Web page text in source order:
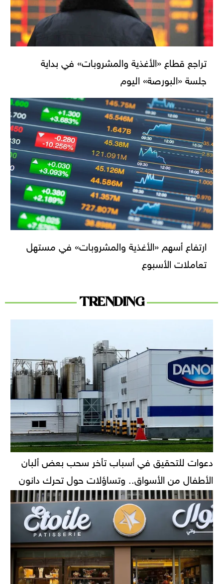
تراجع قطاع «الأغذية والمشروبات» في بداية
جلسة «البورصة» اليوم
ارتفاع أسهم «الأغذية والمشروبات» في مستهل
تعاملات الأسبوع
TRENDING
دعوات للتحقيق في أسباب تأخر سحب بعض ألبان
الأطفال من الأسواق.. وتساؤلات حول تحرك دانون